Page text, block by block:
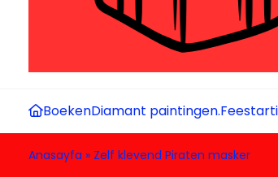
BoekenDiamant paintingen.
Anasayfa » Zelf klevend Piraten masker